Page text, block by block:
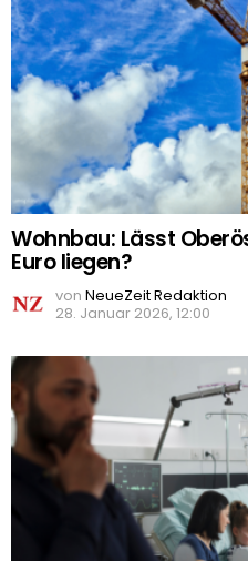
Wohnbau: Lässt
Euro liegen?
von NeueZeit Redaktion
28. Januar 2026, 12:00